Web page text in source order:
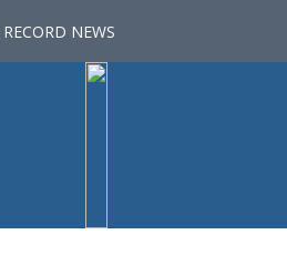
RECORD NEWS